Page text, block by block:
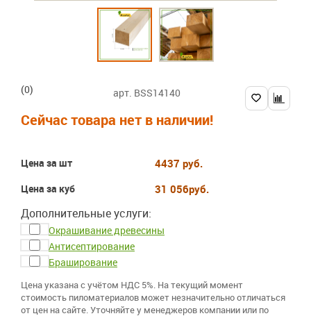
(0) арт. BSS14140
Сейчас товара нет в наличии!
Цена за шт 4437 руб.
Цена за куб 31 056руб.
Дополнительные услуги:
Окрашивание древесины
Антисептирование
Браширование
Цена указана с учётом НДС 5%. На текущий момент
стоимость пиломатериалов может незначительно отличаться
от цен на сайте. Уточняйте у менеджеров компании или по